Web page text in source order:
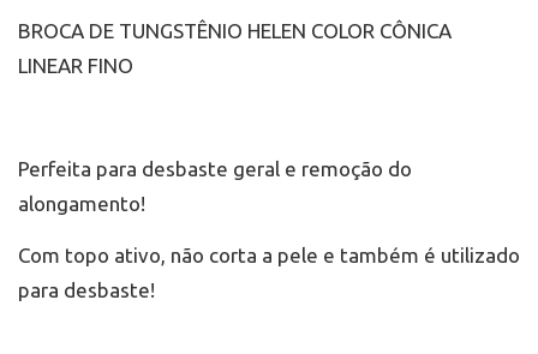
BROCA DE TUNGSTÊNIO HELEN COLOR CÔNICA
LINEAR FINO
Perfeita para desbaste geral e remoção do
alongamento!
Com topo ativo, não corta a pele e também é utilizado
para desbaste!